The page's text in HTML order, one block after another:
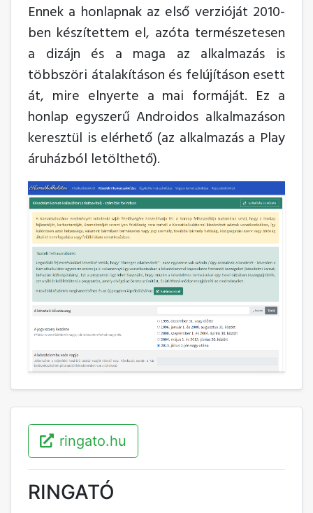
Ennek a honlapnak az első verzióját 2010-
ben készítettem el, azóta természetesen
a dizájn és a maga az alkalmazás is
többszöri átalakításon és felújításon esett
át, mire elnyerte a mai formáját. Ez a
honlap egyszerű Androidos alkalmazáson
keresztül is elérhető (az alkalmazás a Play
áruházból letölthető).
ringato.hu
RINGATÓ